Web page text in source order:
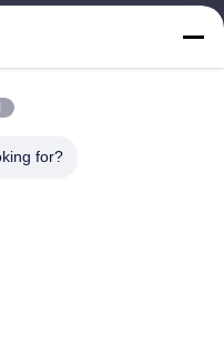
for?